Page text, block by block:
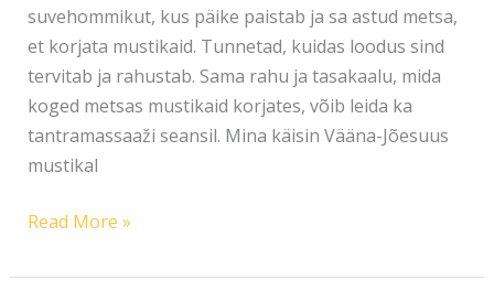
suvehommikut, kus päike paistab ja sa astud metsa,
et korjata mustikaid. Tunnetad, kuidas loodus sind
tervitab ja rahustab. Sama rahu ja tasakaalu, mida
koged metsas mustikaid korjates, võib leida ka
tantramassaaži seansil. Mina käisin Vääna-Jõesuus
mustikal
Read More »